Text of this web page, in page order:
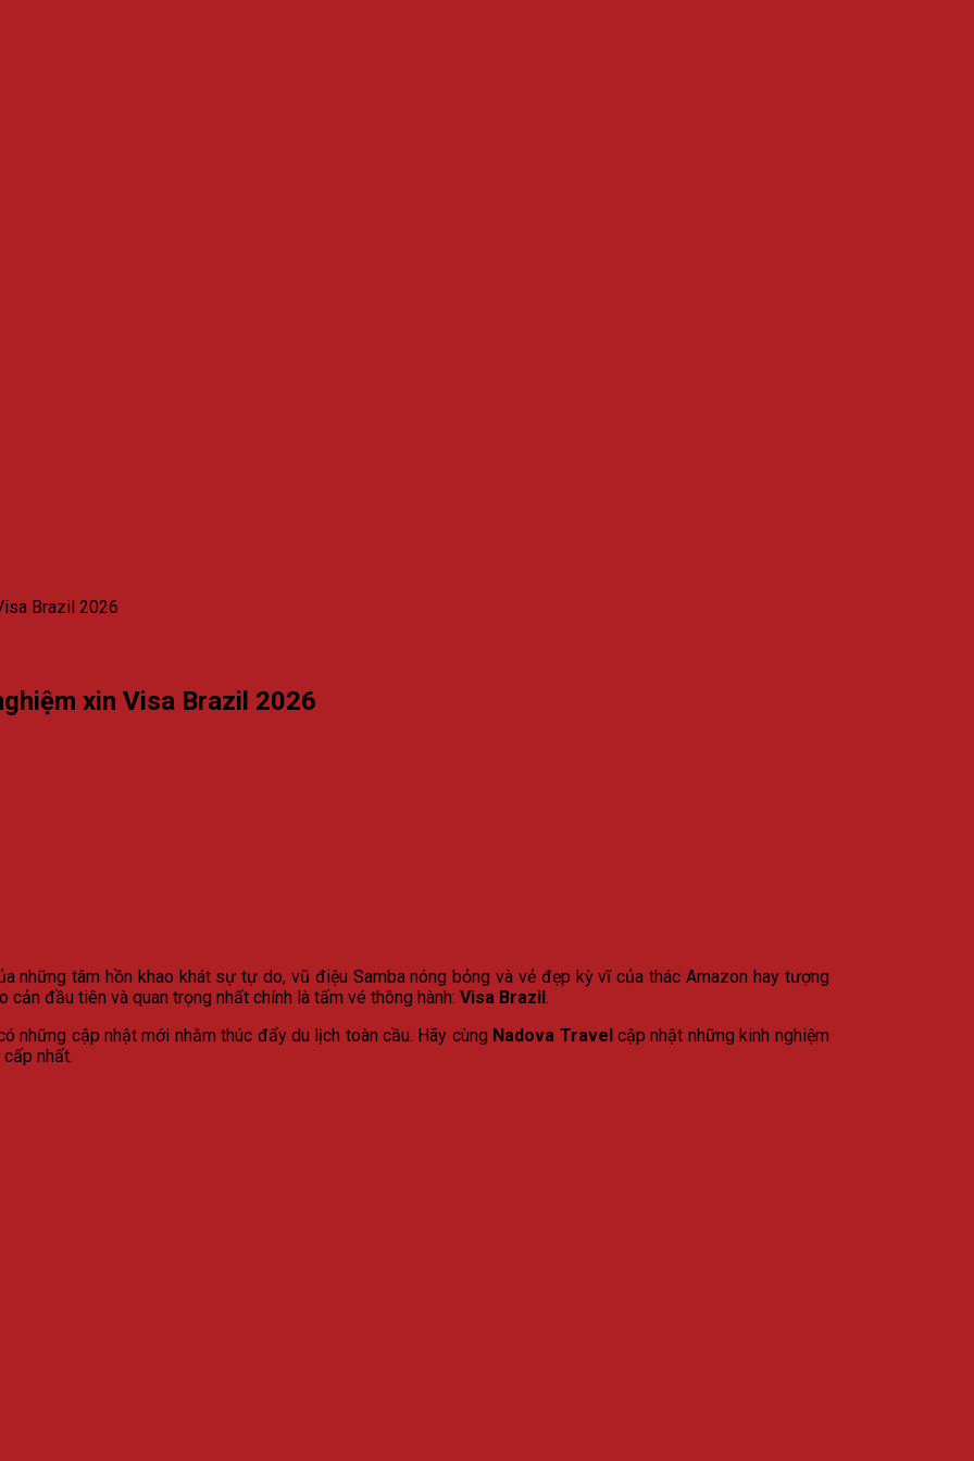
Brazil 2026
xin Visa Brazil 2026
những tâm hồn khao khát sự tự do, vũ điệu Samba nóng bỏng và vẻ đẹp kỳ vĩ của thác Amazon hay tượng
cản đầu tiên và quan trọng nhất chính là tấm vé thông hành: Visa Brazil.
những cập nhật mới nhằm thúc đẩy du lịch toàn cầu. Hãy cùng Nadova Travelcập nhật những kinh nghiệm
nhất.